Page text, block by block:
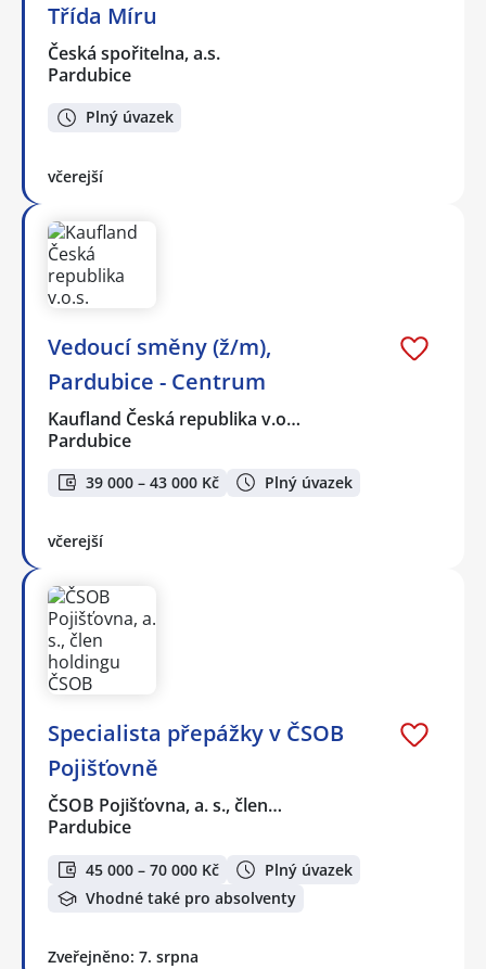
Třída Míru
Česká spořitelna, a.s.
Pardubice
Plný úvazek
včerejší
Vedoucí směny (ž/m),
Pardubice - Centrum
Kaufland Česká republika v.o…
Pardubice
39 000 – 43 000 Kč Plný úvazek
včerejší
Specialista přepážky v ČSOB
Pojišťovně
ČSOB Pojišťovna, a. s., člen…
Pardubice
45 000 – 70 000 Kč
Plný úvazek
Vhodné také pro absolventy
Zveřejněno: 7. srpna